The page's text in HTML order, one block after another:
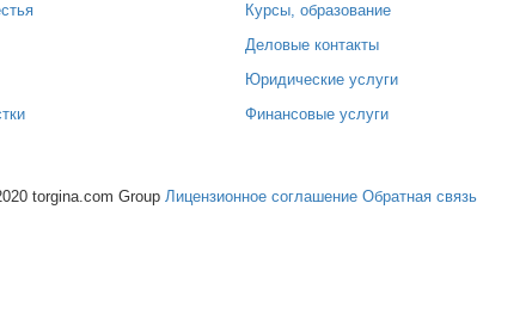
Курсы, образование
Деловые контакты
Юридические услуги
Финансовые услуги
torgina.com Group Лицензионное соглашение Обратная связь